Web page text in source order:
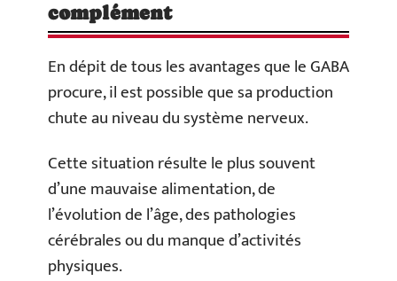
complément
En dépit de tous les avantages que le GABA
procure, il est possible que sa production
chute au niveau du système nerveux.
Cette situation résulte le plus souvent
d’une mauvaise alimentation, de
l’évolution de l’âge, des pathologies
cérébrales ou du manque d’activités
physiques.